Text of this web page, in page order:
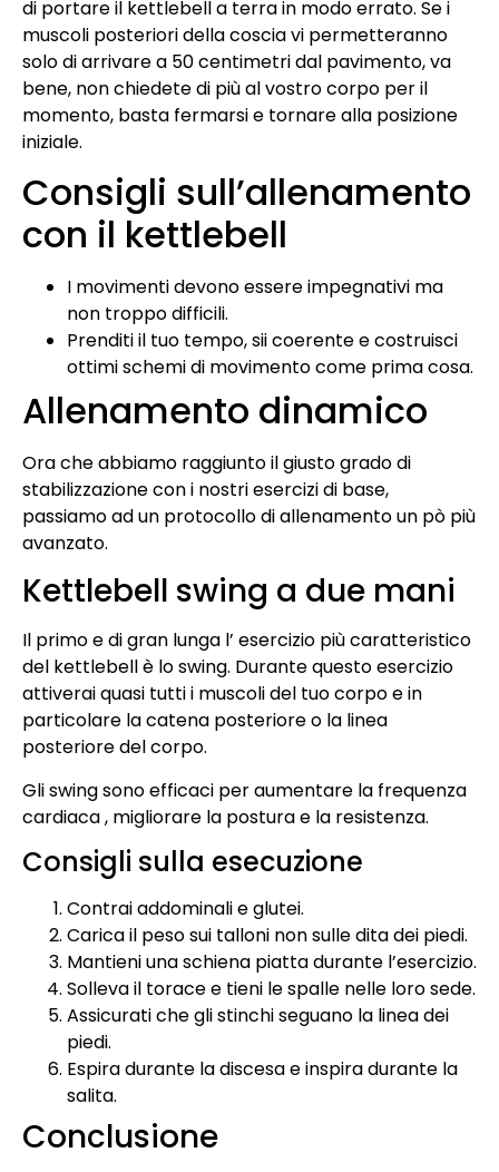
di portare il kettlebell a terra in modo errato. Se i
muscoli posteriori della coscia vi permetteranno
solo di arrivare a 50 centimetri dal pavimento, va
bene, non chiedete di più al vostro corpo per il
momento, basta fermarsi e tornare alla posizione
iniziale.
Consigli sull’allenamento
con il kettlebell
I movimenti devono essere impegnativi ma
non troppo difficili.
Prenditi il ​​tuo tempo, sii coerente e costruisci
ottimi schemi di movimento come prima cosa.
Allenamento dinamico
Ora che abbiamo raggiunto il giusto grado di
stabilizzazione con i nostri esercizi di base,
passiamo ad un protocollo di allenamento un pò più
avanzato.
Kettlebell swing a due mani
Il primo e di gran lunga l’ esercizio più caratteristico
del kettlebell è lo swing. Durante questo esercizio
attiverai quasi tutti i muscoli del tuo corpo e in
particolare la catena posteriore o la linea
posteriore del corpo.
Gli swing sono efficaci per aumentare la frequenza
cardiaca , migliorare la postura e la resistenza.
Consigli sulla esecuzione
Contrai addominali e glutei.
Carica il peso sui talloni non sulle dita dei piedi.
Mantieni una schiena piatta durante l’esercizio.
Solleva il torace e tieni le spalle nelle loro sede.
Assicurati che gli stinchi seguano la linea dei
piedi.
Espira durante la discesa e inspira durante la
salita.
Conclusione